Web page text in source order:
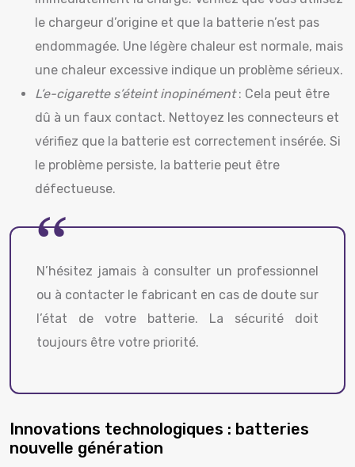
le chargeur d’origine et que la batterie n’est pas
endommagée. Une légère chaleur est normale, mais
une chaleur excessive indique un problème sérieux.
L’e-cigarette s’éteint inopinément: Cela peut être
dû à un faux contact. Nettoyez les connecteurs et
vérifiez que la batterie est correctement insérée. Si
le problème persiste, la batterie peut être
défectueuse.
N’hésitez jamais à consulter un professionnel
ou à contacter le fabricant en cas de doute sur
l’état de votre batterie. La sécurité doit
toujours être votre priorité.
Innovations technologiques : batteries
nouvelle génération